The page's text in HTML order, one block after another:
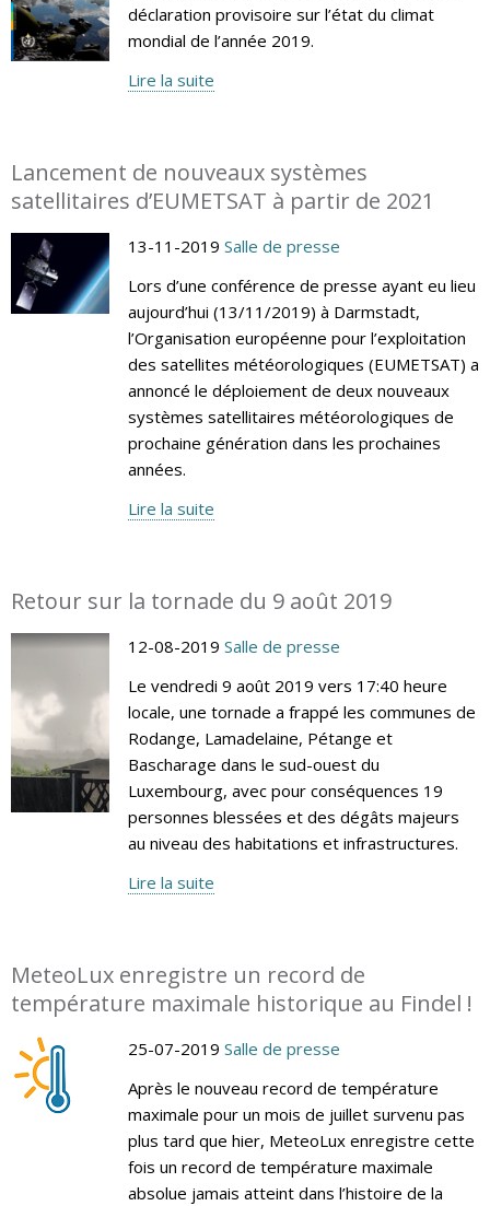
déclaration provisoire sur l’état du climat
mondial de l’année 2019.
Lire la suite
Lancement de nouveaux systèmes
satellitaires d’EUMETSAT à partir de 2021
13-11-2019 Salle de presse
Lors d’une conférence de presse ayant eu lieu
aujourd’hui (13/11/2019) à Darmstadt,
l’Organisation européenne pour l’exploitation
des satellites météorologiques (EUMETSAT) a
annoncé le déploiement de deux nouveaux
systèmes satellitaires météorologiques de
prochaine génération dans les prochaines
années.
Lire la suite
Retour sur la tornade du 9 août 2019
12-08-2019 Salle de presse
Le vendredi 9 août 2019 vers 17:40 heure
locale, une tornade a frappé les communes de
Rodange, Lamadelaine, Pétange et
Bascharage dans le sud-ouest du
Luxembourg, avec pour conséquences 19
personnes blessées et des dégâts majeurs
au niveau des habitations et infrastructures.
Lire la suite
MeteoLux enregistre un record de
température maximale historique au Findel !
25-07-2019 Salle de presse
Après le nouveau record de température
maximale pour un mois de juillet survenu pas
plus tard que hier, MeteoLux enregistre cette
fois un record de température maximale
absolue jamais atteint dans l’histoire de la